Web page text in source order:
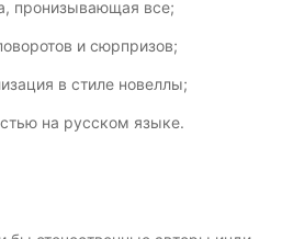
пронизывающая все;
и сюрпризов;
в стиле новеллы;
на русском языке.